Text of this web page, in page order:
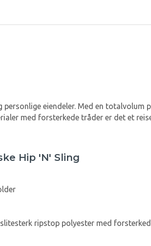
personlige eiendeler. Med en
med forsterkede tråder er det et
Hip 'N' Sling
ripstop polyester med